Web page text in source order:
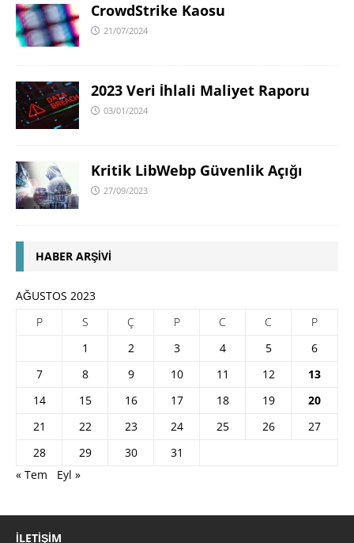
CrowdStrike Kaosu
21/07/2024
2023 Veri İhlali Maliyet Raporu
03/01/2024
Kritik LibWebp Güvenlik Açığı
27/09/2023
HABER ARŞIVI
AĞUSTOS 2023
P
S Ç P C C
P
1
2 3 4 5
6
7
8 9 10 11 12
13
14
15 16 17 18 19
20
21
22 23 24 25 26
27
28
29 30
31
« Tem
Eyl »
İLETIŞIM